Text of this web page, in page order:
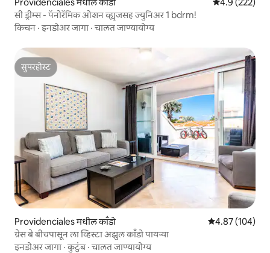
सी ड्रीम्स - पॅनोरॅमिक ओशन व्ह्यूजसह ज्युनिअर 1 bdrm!
किचन ·इनडोअर जागा ·चालत जाण्यायोग्य
सुपरहोस्ट
सुपरहोस्ट
Providenciales मधील काँडो 5 पैकी 4.87
4.87 (104)
ग्रेस बे बीचपासून ला व्हिस्टा अझुल काँडो पायऱ्या
इनडोअर जागा ·कुटुंब·चालत जाण्यायोग्य